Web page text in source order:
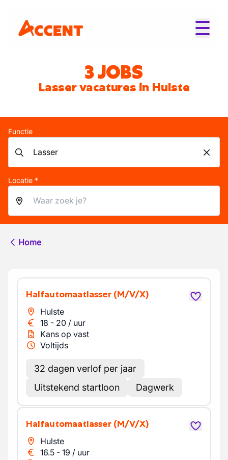
3 JOBS
Lasser vacatures in Hulste
Functie
Locatie *
Home
Halfautomaatlasser (M/V/X)
Hulste
18 - 20 / uur
Kans op vast
Voltijds
32 dagen verlof per jaar
Uitstekend startloon
Dagwerk
Halfautomaatlasser (M/V/X)
Hulste
16.5 - 19 / uur